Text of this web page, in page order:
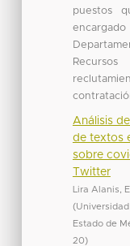
puestos
Análisis
de textos
sobre
Twitter
Lira Alanis,
(
Estado de
20)